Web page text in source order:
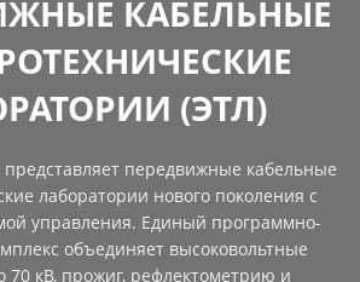
КАБЕЛЬНЫЕ
(ЭТЛ)
передвижные кабельные
лаборатории нового поколения с
управления. Единый программно-
объединяет высоковольтные
70 кВ, прожиг, рефлектометрию и